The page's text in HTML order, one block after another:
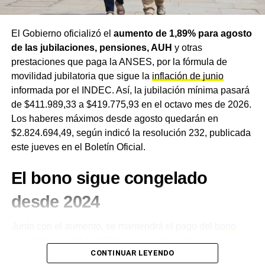
SECLO, otorgando carácter de cosa juzgada a la
finalización de la relación laboral entre el agente y el
Estado nacional.
TEMAS RELACIONADOS ANSES
ECONOMÍA
EMPLEO PÚBLICO
GASTOS DEL ESTADO
POLÍTICA
RESOLUCIÓN 68/2026
RETIROS VOLUNTARIOS
ACTUALIDAD
Criar un hijo en Argentina cuesta hasta $616.484
por mes según el INDEC: los valores por edad,
qué incluye la canasta y cuántos sueldos hace
falta para cubrirla
NOTICIAS
Cosecha récord de trigo amortigua el sacudón de
Medio Oriente: el precio local subió apenas 0,5%
mientras otros orígenes treparon hasta 5%, pero
El Gobierno oficializó el aumento de 1,89% para agosto
de las jubilaciones, pensiones, AUH y otras
prestaciones que paga la ANSES, por la fórmula de
movilidad jubilatoria que sigue la inflación de junio
informada por el INDEC. Así, la jubilación mínima pasará
de $411.989,33 a $419.775,93 en el octavo mes de 2026.
Los haberes máximos desde agosto quedarán en
$2.824.694,49, según indicó la resolución 232, publicada
este jueves en el Boletín Oficial.
El bono sigue congelado
desde 2024
pensionados de menores ingresos, un refuerzo que no se
CONTINUAR LEYENDO